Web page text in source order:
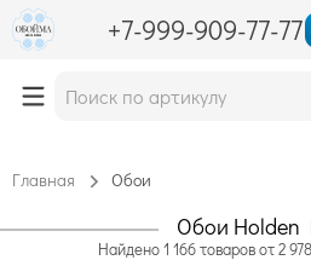
+7-999-909-77-77
Главная Обои
Обои Holden
Найдено1 166товаровот2 978